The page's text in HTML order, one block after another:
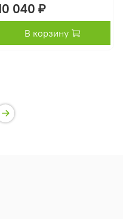
040 ₽
В корзину